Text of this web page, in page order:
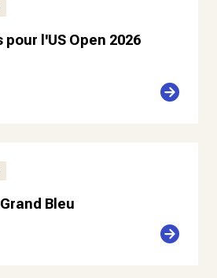
l'US Open 2026
Bleu